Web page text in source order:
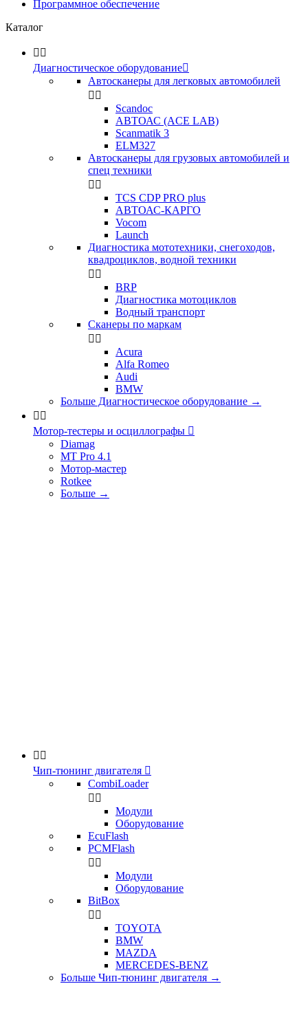
Программное обеспечение
Каталог
 
Диагностическое оборудование
Автосканеры для легковых автомобилей
 
Scandoc
АВТОАС (ACE LAB)
Scanmatik 3
ELM327
Автосканеры для грузовых автомобилей и
спец техники
 
TCS CDP PRO plus
АВТОАС-КАРГО
Vocom
Launch
Диагностика мототехники, снегоходов,
квадроциклов, водной техники
 
BRP
Диагностика мотоциклов
Водный транспорт
Сканеры по маркам
 
Acura
Alfa Romeo
Audi
BMW
Больше Диагностическое оборудование →
 
Мотор-тестеры и осциллографы 
Diamag
MT Pro 4.1
Мотор-мастер
Rotkee
Больше →
 
Чип-тюнинг двигателя 
CombiLoader
 
Модули
Оборудование
EcuFlash
PCMFlash
 
Модули
Оборудование
BitBox
 
TOYOTA
BMW
MAZDA
MERCEDES-BENZ
Больше Чип-тюнинг двигателя →